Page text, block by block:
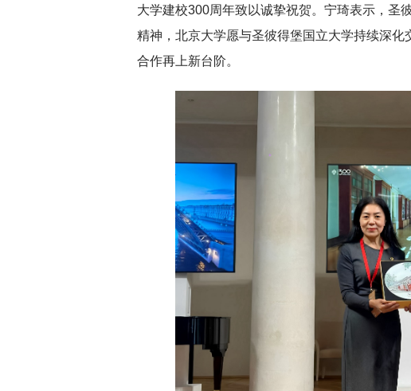
大学建校300周年致以诚挚祝贺。宁琦表示，圣
精神，北京大学愿与圣彼得堡国立大学持续深
合作再上新台阶。